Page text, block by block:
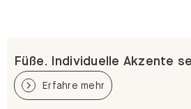
Füße. Individuelle Akzente
Erfahre mehr